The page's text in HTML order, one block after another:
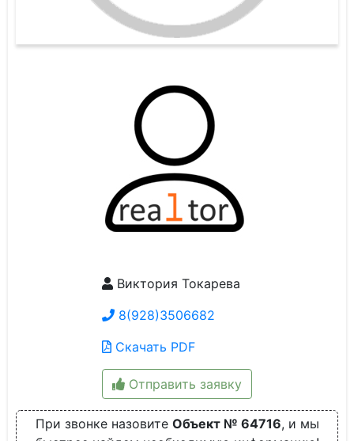
Виктория Токарева
8(928)3506682
Скачать PDF
Отправить заявку
При звонке назовите Объект № 64716, и мы